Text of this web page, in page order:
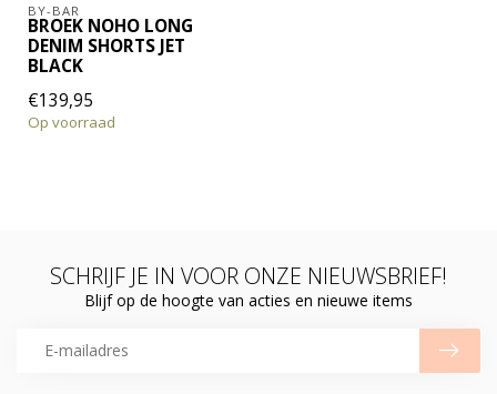
BY-BAR
BROEK NOHO LONG
DENIM SHORTS JET
BLACK
€139,95
Op voorraad
SCHRIJF JE IN VOOR ONZE NIEUWSBRIEF!
Blijf op de hoogte van acties en nieuwe items